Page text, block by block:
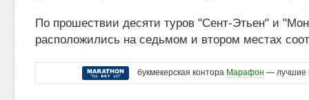
По прошествии десяти туров "Сент-Этьен" и
расположились на седьмом и втором местах
букмекерская контора Марафон — лучшие